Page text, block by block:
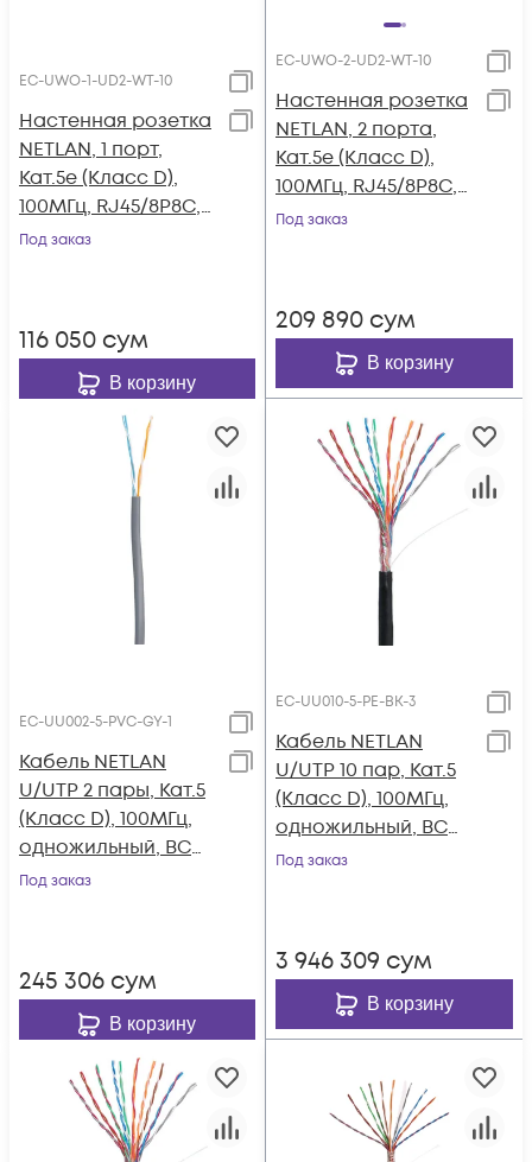
EC-UWO-1-UD2-WT-10
Настенная розетка
NETLAN, 1 порт,
Кат.5e (Класс D),
100МГц, RJ45/8P8C,
110, T568A/B,
Под заказ
116 050 сум
В корзину
EC-UWO-2-UD2-WT-10
Настенная розетка
NETLAN, 2 порта,
Кат.5e (Класс D),
100МГц, RJ45/8P8C,
110, T568A/B,
Под заказ
209 890 сум
В корзину
EC-UU002-5-PVC-GY-1
Кабель NETLAN
U/UTP 2 пары, Кат.5
(Класс D), 100МГц,
одножильный, BC
(чистая медь),
Под заказ
245 306 сум
В корзину
EC-UU010-5-PE-BK-3
Кабель NETLAN
U/UTP 10 пар, Кат.5
(Класс D), 100МГц,
одножильный, BC
(чистая медь),
Под заказ
3 946 309 сум
В корзину